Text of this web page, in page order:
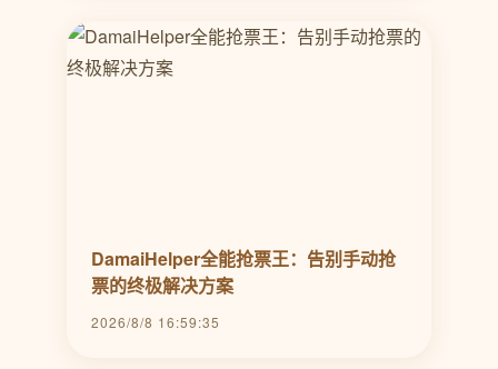
DamaiHelper全能抢票王：告别手动抢
票的终极解决方案
2026/8/8 16:59:35